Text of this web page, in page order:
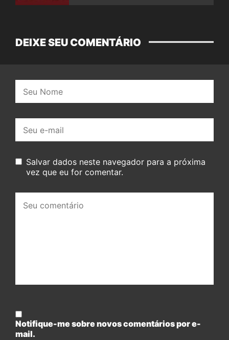
DEIXE SEU COMENTÁRIO
mail:
Salvar dados neste navegador para a próxima
vez que eu for comentar.
comentário:
Notifique-me sobre novos comentários por e-
mail.